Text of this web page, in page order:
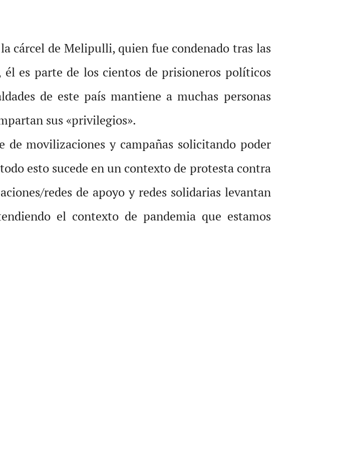
cárcel de Melipulli, quien fue condenado tras las
es parte de los cientos de prisioneros políticos
de este país mantiene a muchas personas
sus «privilegios».
movilizaciones y campañas solicitando poder
esto sucede en un contexto de protesta contra
redes de apoyo y redes solidarias levantan
el contexto de pandemia que estamos